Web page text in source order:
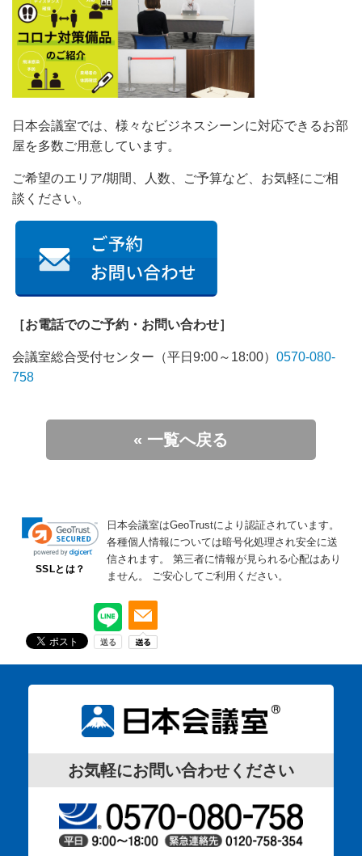
日本会議室では、様々なビジネスシーンに対応できるお部
屋を多数ご用意しています。
ご希望のエリア/期間、人数、ご予算など、お気軽にご相
談ください。
［お電話でのご予約・お問い合わせ］
会議室総合受付センター（平日9:00～18:00） 0570-080-
758
« 一覧へ戻る
SSLとは？
日本会議室はGeoTrustにより認証されています。
各種個人情報については暗号化処理され安全に送
信されます。
第三者に情報が見られる心配はあり
ません。
ご安心してご利用ください。
お気軽にお問い合わせください